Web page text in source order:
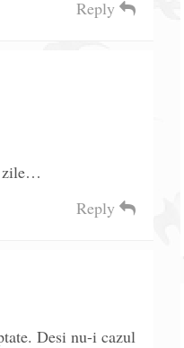
Reply
zile…
Reply
Desi nu-i cazul